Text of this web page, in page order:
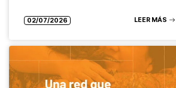
02/07/2026 LEER MÁS